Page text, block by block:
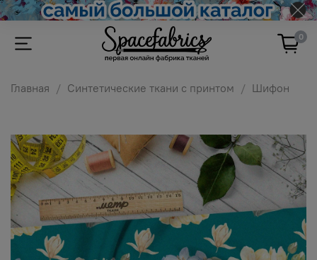
0
Главная Синтетические ткани с принтом Шифон